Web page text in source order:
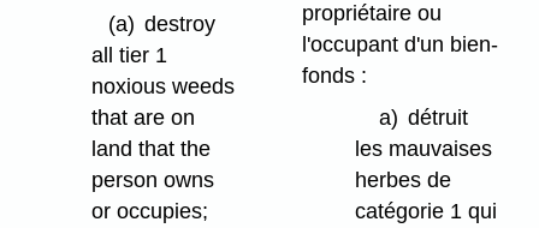
(a) destroy
all tier 1
noxious weeds
that are on
land that the
person owns
or occupies;
propriétaire ou
l'occupant d'un bien-
fonds :
a) détruit
les mauvaises
herbes de
catégorie 1 qui